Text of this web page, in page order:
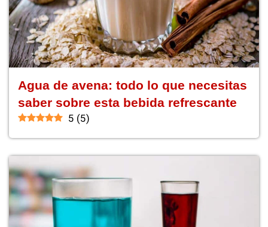
Agua de avena: todo lo que necesitas
saber sobre esta bebida refrescante
5 (5)